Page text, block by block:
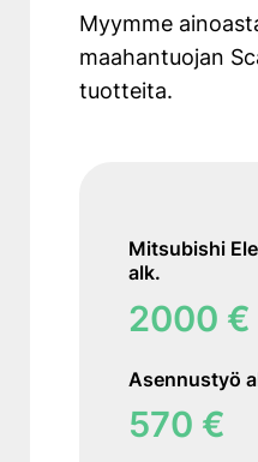
asennus
Läpiviennin
sähköistys
tilattu
tavalla
tai asennus
Myymme
maahantuojan
tuotteita.
Mitsubishi
alk.
2000 €
Asennustyö
570 €